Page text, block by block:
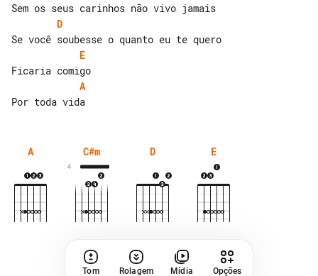
D
E
A
A C#m
4
D E
Tom Rolagem Mídia Opções